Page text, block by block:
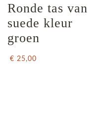
Ronde tas van
suede kleur
groen
€ 25,00